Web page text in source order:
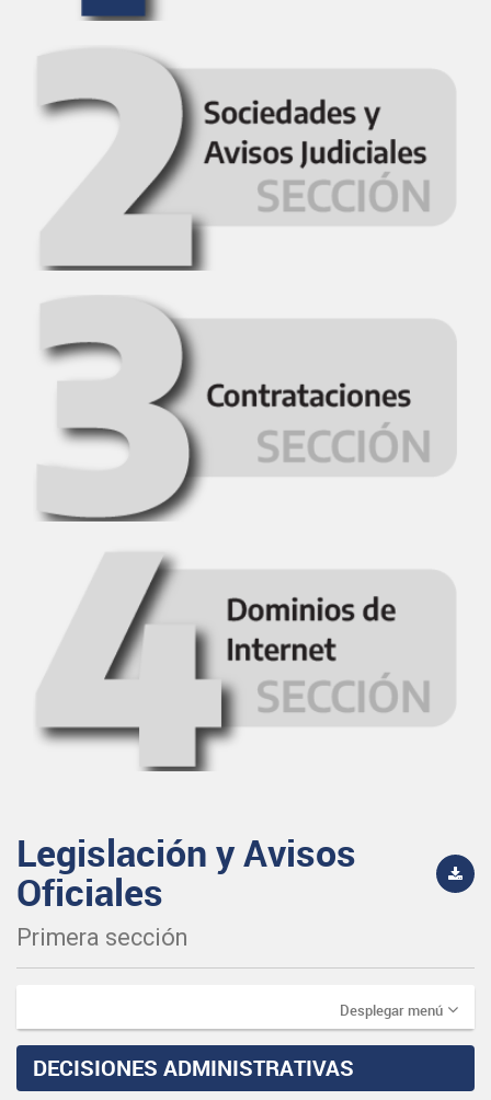
Legislación y Avisos
Oficiales
Primera sección
Desplegar menú
DECISIONES ADMINISTRATIVAS